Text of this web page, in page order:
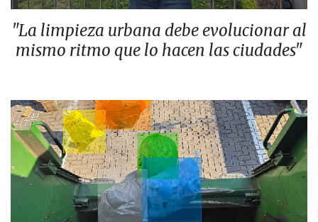
"La limpieza urbana debe evolucionar al
mismo ritmo que lo hacen las ciudades"